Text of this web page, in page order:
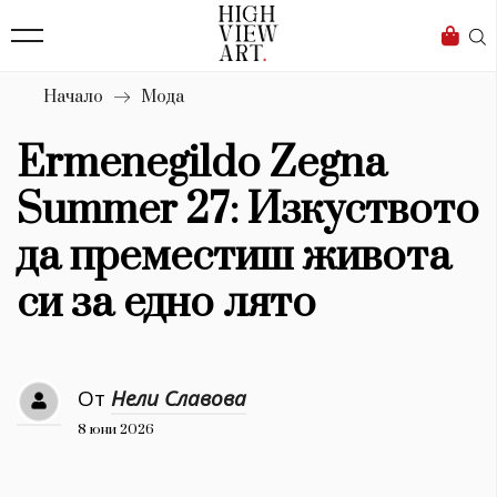
Бизнес
Мода
Dialogue
Изкуство
4339
Красота
777
Дизайн
1272
Начало Мода
Ermenegildo Zegna
Summer 27: Изкуството
да преместиш живота
си за едно лято
От Нели Славова
8 юни 2026